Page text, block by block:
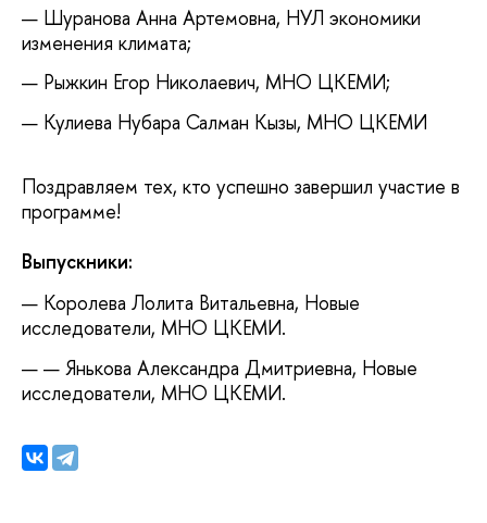
Шуранова Анна Артемовна, НУЛ экономики
изменения климата;
Рыжкин Егор Николаевич, МНО ЦКЕМИ;
Кулиева Нубара Салман Кызы, МНО ЦКЕМИ
Поздравляем тех, кто успешно завершил участие в
программе!
Выпускники:
Королева Лолита Витальевна, Новые
исследователи, МНО ЦКЕМИ.
Янькова Александра Дмитриевна, Новые
исследователи, МНО ЦКЕМИ.